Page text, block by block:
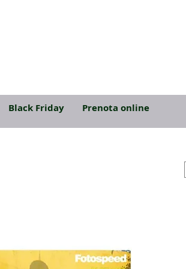
Black Friday Prenota online